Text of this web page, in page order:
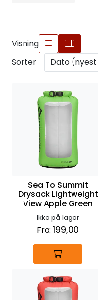
Visning
Sorter
Sea To Summit
Drysack Lightweight
View Apple Green
Ikke på lager
Fra: 199,00